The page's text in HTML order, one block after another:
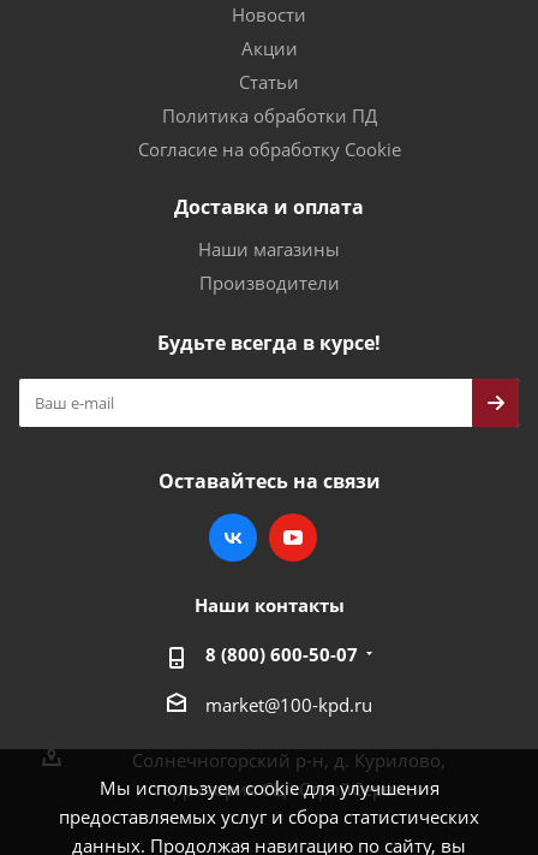
Мы используем cookie для улучшения
предоставляемых услуг и сбора статистических
данных. Продолжая навигацию по сайту, вы
Новости
Акции
Статьи
Политика обработки ПД
Согласие на обработку Cookie
Доставка и оплата
Наши магазины
Производители
Будьте всегда в курсе!
Оставайтесь на связи
Наши контакты
8 (800) 600-50-07
market@100-kpd.ru
Солнечногорский р-н, д. Курилово,
территория СЦ «СтройСервис»